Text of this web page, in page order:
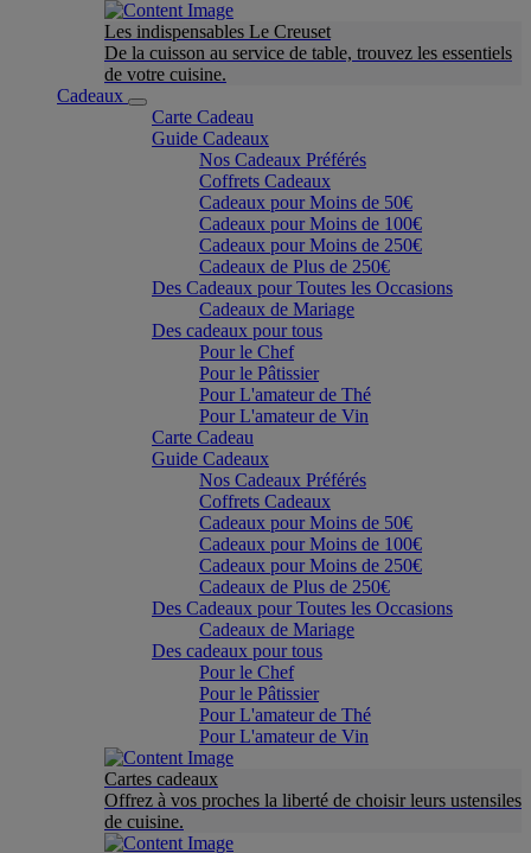
Les indispensables Le Creuset
De la cuisson au service de table, trouvez les essentiels
de votre cuisine.
Cadeaux
Carte Cadeau
Guide Cadeaux
Nos Cadeaux Préférés
Coffrets Cadeaux
Cadeaux pour Moins de 50€
Cadeaux pour Moins de 100€
Cadeaux pour Moins de 250€
Cadeaux de Plus de 250€
Des Cadeaux pour Toutes les Occasions
Cadeaux de Mariage
Des cadeaux pour tous
Pour le Chef
Pour le Pâtissier
Pour L'amateur de Thé
Pour L'amateur de Vin
Carte Cadeau
Guide Cadeaux
Nos Cadeaux Préférés
Coffrets Cadeaux
Cadeaux pour Moins de 50€
Cadeaux pour Moins de 100€
Cadeaux pour Moins de 250€
Cadeaux de Plus de 250€
Des Cadeaux pour Toutes les Occasions
Cadeaux de Mariage
Des cadeaux pour tous
Pour le Chef
Pour le Pâtissier
Pour L'amateur de Thé
Pour L'amateur de Vin
Cartes cadeaux
Offrez à vos proches la liberté de choisir leurs ustensiles
de cuisine.